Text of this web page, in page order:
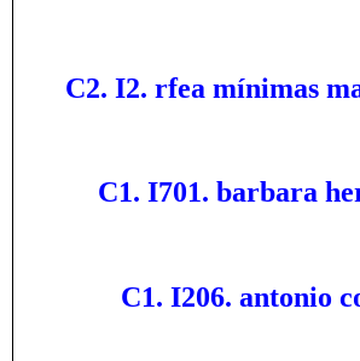
C2. I2. rfea mínimas
C1. I701. barbara
C1. I206. antonio